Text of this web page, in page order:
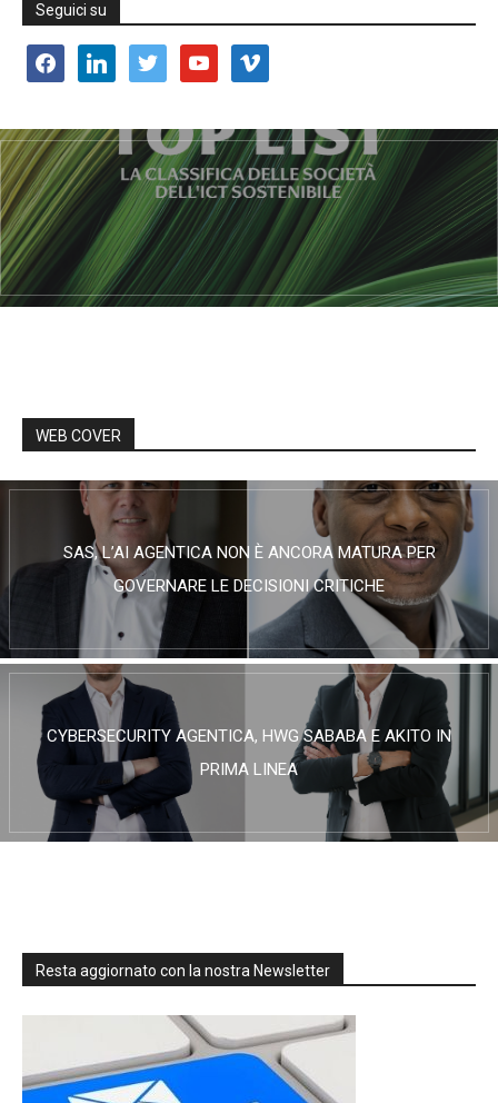
Seguici su
facebooklinkedin twitter youtube vimeo
WEB COVER
SAS, L’AI AGENTICA NON È ANCORA MATURA PER
GOVERNARE LE DECISIONI CRITICHE
CYBERSECURITY AGENTICA, HWG SABABA E AKITO IN
PRIMA LINEA
Resta aggiornato con la nostra Newsletter